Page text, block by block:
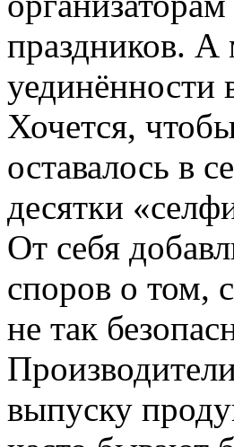
праздников. А
уединённости
Хочется,
оставалось в
десятки
От себя
споров о том,
не так
выпуску